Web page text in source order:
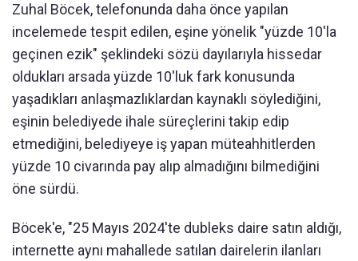
Zuhal Böcek, telefonunda daha önce yapılan
incelemede tespit edilen, eşine yönelik "yüzde 10'la
geçinen ezik" şeklindeki sözü dayılarıyla hissedar
oldukları arsada yüzde 10'luk fark konusunda
yaşadıkları anlaşmazlıklardan kaynaklı söylediğini,
eşinin belediyede ihale süreçlerini takip edip
etmediğini, belediyeye iş yapan müteahhitlerden
yüzde 10 civarında pay alıp almadığını bilmediğini
öne sürdü.
Böcek'e, "25 Mayıs 2024'te dubleks daire satın aldığı,
internette aynı mahallede satılan dairelerin ilanları